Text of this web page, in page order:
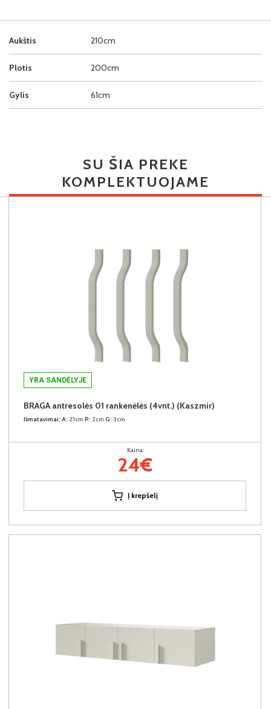
Aukštis 210cm
Plotis 200cm
Gylis 61cm
SU ŠIA PREKE
KOMPLEKTUOJAME
YRA SANDĖLYJE
BRAGA antresolės 01 rankenėlės (4vnt.) (Kaszmir)
Išmatavimai: A: 21cm P: 2cm G: 3cm
Kaina:
24€
Į krepšelį